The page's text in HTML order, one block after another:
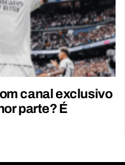
canal exclusivo
parte? É